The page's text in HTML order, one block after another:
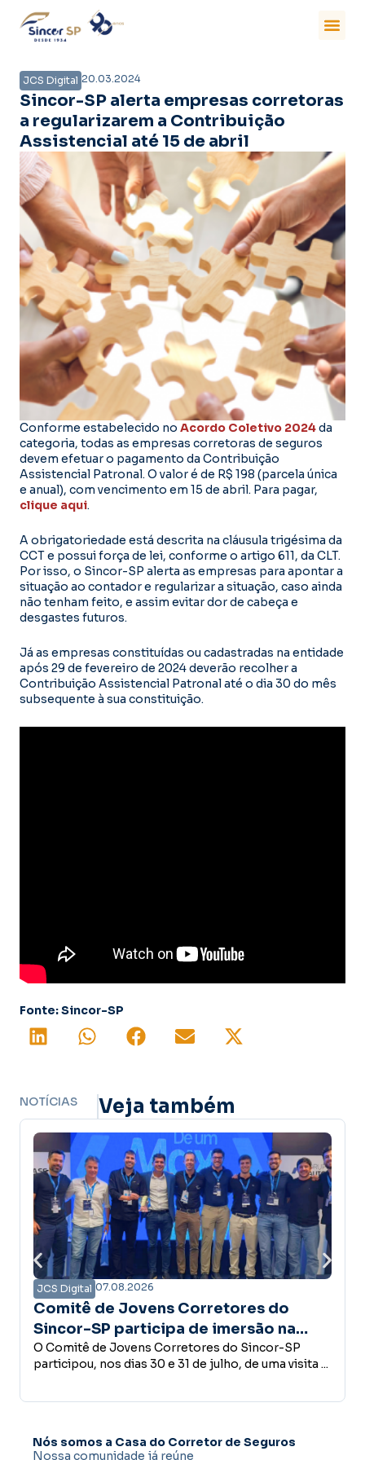
JCS Digital 20.03.2024
Sincor-SP alerta empresas corretoras
a regularizarem a Contribuição
Assistencial até 15 de abril
Conforme estabelecido no Acordo Coletivo 2024da
categoria, todas as empresas corretoras de seguros
devem efetuar o pagamento da Contribuição
Assistencial Patronal. O valor é de R$ 198 (parcela única
e anual), com vencimento em 15 de abril. Para pagar,
clique aqui.
A obrigatoriedade está descrita na cláusula trigésima da
CCT e possui força de lei, conforme o artigo 611, da CLT.
Por isso, o Sincor-SP alerta as empresas para apontar a
situação ao contador e regularizar a situação, caso ainda
não tenham feito, e assim evitar dor de cabeça e
desgastes futuros.
Já as empresas constituídas ou cadastradas na entidade
após 29 de fevereiro de 2024 deverão recolher a
Contribuição Assistencial Patronal até o dia 30 do mês
subsequente à sua constituição.
Fonte: Sincor-SP
NOTÍCIAS Veja também
Corretores do
de imersão na
estrutura do Grupo
do Sincor-SP
de julho, de uma visita ...
Campanha Amanhã
confiança é a base do
desenvolvimento
Empreender, investir,
conceder crédito ou abrir
Nós somos a Casa do Corretor de Seguros
Nossa comunidade já reúne